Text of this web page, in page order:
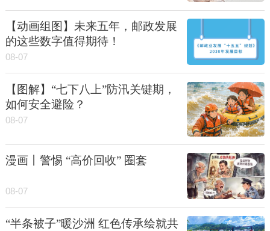
【动画组图】未来五年，邮政发展
的这些数字值得期待！
08-07
【图解】“七下八上”防汛关键期，
如何安全避险？
08-07
漫画丨警惕 “高价回收” 圈套
08-07
“半条被子”暖沙洲 红色传承绘就共